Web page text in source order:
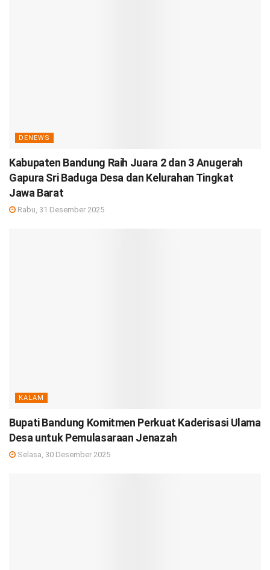
DENEWS
Kabupaten Bandung Raih Juara 2 dan 3 Anugerah
Gapura Sri Baduga Desa dan Kelurahan Tingkat
Jawa Barat
Rabu, 31 Desember 2025
KALAM
Bupati Bandung Komitmen Perkuat Kaderisasi Ulama
Desa untuk Pemulasaraan Jenazah
Selasa, 30 Desember 2025